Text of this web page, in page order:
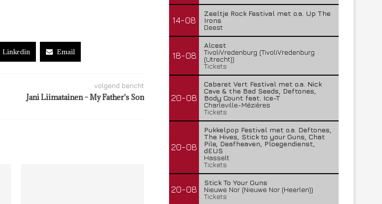
Linkedin Email
volgend bericht
Jani Liimatainen – My Father's Son
14-08
Zeeltje Rock Festival met o.a. Up The
Irons
Deest
18-08
Alcest
TivoliVredenburg (TivoliVredenburg
(Utrecht))
Tickets
20-08
Cabaret Vert Festival met o.a. Nick
Cave & the Bad Seeds, Deftones,
Body Count feat. Ice-T
Charleville-Mézières
Tickets
20-08
Pukkelpop Festival met o.a. Deftones,
The Hives, Stick to your Guns, Chat
Pile, Deafheaven, Ploegendienst,
dEUS
Hasselt
Tickets
20-08
Stick To Your Guns
Nieuwe Nor (Nieuwe Nor (Heerlen))
Tickets